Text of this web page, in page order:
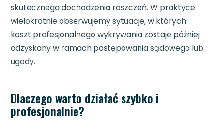
skutecznego dochodzenia roszczeń. W praktyce
wielokrotnie obserwujemy sytuacje, w których
koszt profesjonalnego wykrywania zostaje później
odzyskany w ramach postępowania sądowego lub
ugody.
Dlaczego warto działać szybko i
profesjonalnie?